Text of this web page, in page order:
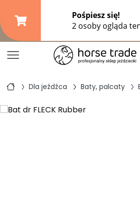
Darmowa dostawa od149,99 zł
299 złpozostałe
Dla jeźdźca Baty, palcaty